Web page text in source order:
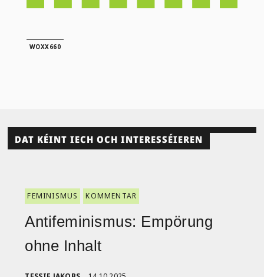
WOXX660
DAT KÉINT IECH OCH INTERESSÉIEREN
FEMINISMUS KOMMENTAR
Antifeminismus: Empörung
ohne Inhalt